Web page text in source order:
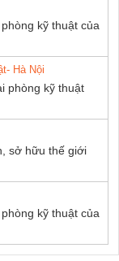
kỹ thuật của
Hà Nội
phòng kỹ thuật
sở hữu thế giới
kỹ thuật của